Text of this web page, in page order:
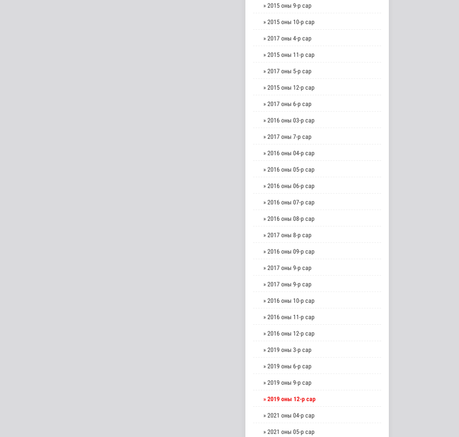
» 2015 оны 9-р сар
» 2015 оны 10-р сар
» 2017 оны 4-р сар
» 2015 оны 11-р сар
» 2017 оны 5-р сар
» 2015 оны 12-р сар
» 2017 оны 6-р сар
» 2016 оны 03-р сар
» 2017 оны 7-р сар
» 2016 оны 04-р сар
» 2016 оны 05-р сар
» 2016 оны 06-р сар
» 2016 оны 07-р сар
» 2016 оны 08-р сар
» 2017 оны 8-р сар
» 2016 оны 09-р сар
» 2017 оны 9-р сар
» 2017 оны 9-р сар
» 2016 оны 10-р сар
» 2016 оны 11-р сар
» 2016 оны 12-р сар
» 2019 оны 3-р сар
» 2019 оны 6-р сар
» 2019 оны 9-р сар
» 2019 оны 12-р сар
» 2021 оны 04-р сар
» 2021 оны 05-р сар